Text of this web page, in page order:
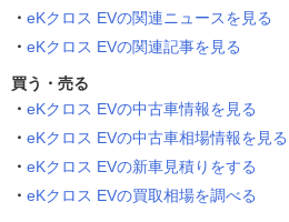
eKクロス EVの関連ニュースを見る
eKクロス EVの関連記事を見る
買う・売る
eKクロス EVの中古車情報を見る
eKクロス EVの中古車相場情報を見る
eKクロス EVの新車見積りをする
eKクロス EVの買取相場を調べる